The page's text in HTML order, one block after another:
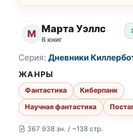
М Марта Уэллс
6 книг
367 938 зн. / ~138 стр.
Серия: Дневники
ЖАНРЫ
Фантастика
Киберпанк
Научная фантастика